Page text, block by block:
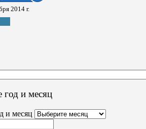
2014 г.
и месяц
и месяц